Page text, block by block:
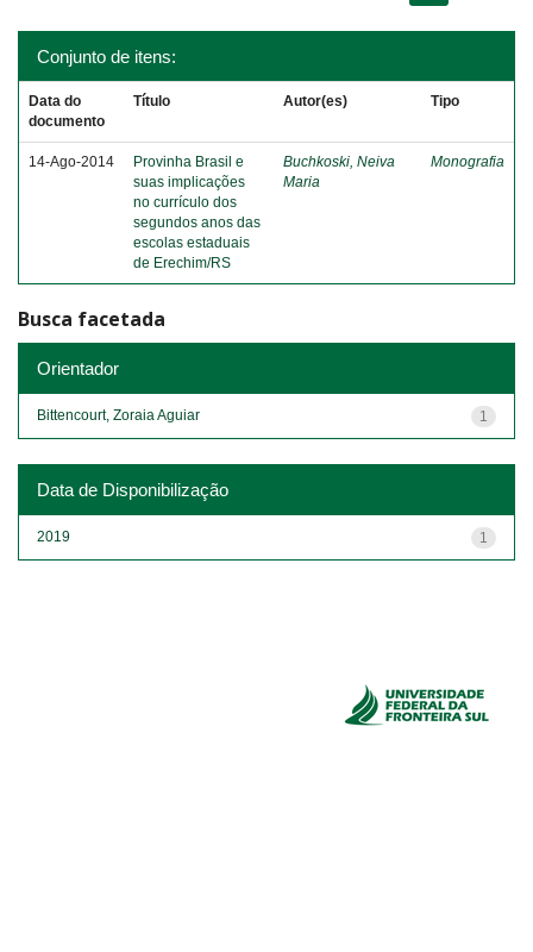
Conjunto de itens:
Data do
documento
Título Autor(es) Tipo
14-Ago-2014
Provinha Brasil e
suas implicações
no currículo dos
segundos anos das
escolas estaduais
de Erechim/RS
Buchkoski, Neiva
Maria
Monografia
Busca facetada
Orientador
1
Bittencourt, Zoraia Aguiar
Data de Disponibilização
1
2019